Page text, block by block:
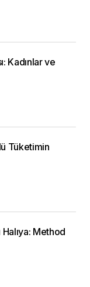
Kadınlar ve
Tüketimin
Halıya: Method